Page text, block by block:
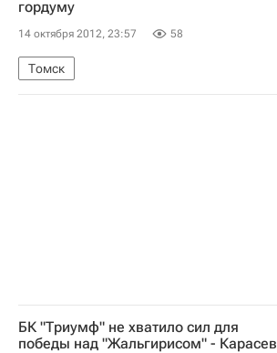
гордуму
14 октября 2012, 23:57 58
Томск
БК "Триумф" не хватило сил для
победы над "Жальгирисом" - Карасев